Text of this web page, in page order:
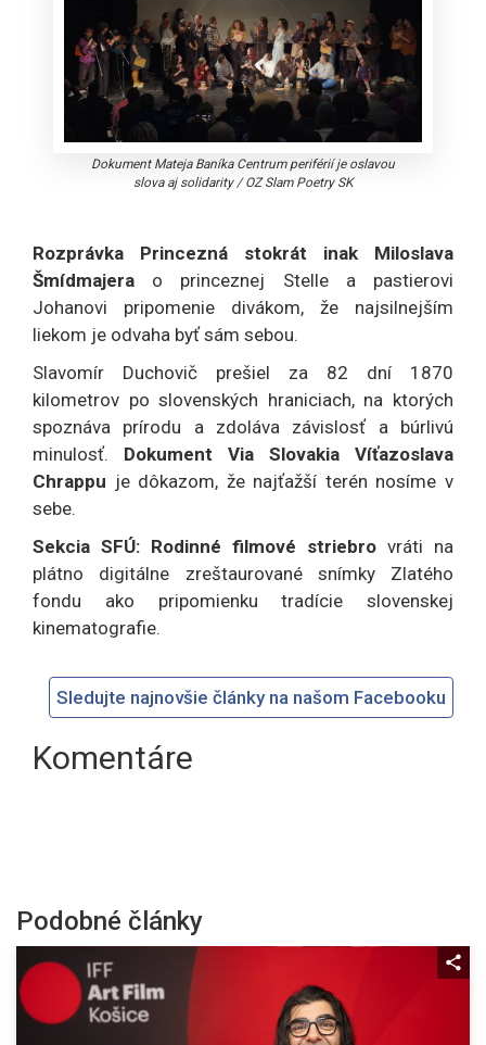
Dokument Mateja Baníka Centrum periférií je oslavou
slova aj solidarity/OZ Slam Poetry SK
Rozprávka Princezná stokrát inak Miloslava
Šmídmajera o princeznej Stelle a pastierovi
Johanovi pripomenie divákom, že najsilnejším
liekom je odvaha byť sám sebou.
Slavomír Duchovič prešiel za 82 dní 1870
kilometrov po slovenských hraniciach, na ktorých
spoznáva prírodu a zdoláva závislosť a búrlivú
minulosť. Dokument Via Slovakia Víťazoslava
Chrappu je dôkazom, že najťažší terén nosíme v
sebe.
Sekcia SFÚ: Rodinné filmové striebro vráti na
plátno digitálne zreštaurované snímky Zlatého
fondu ako pripomienku tradície slovenskej
kinematografie.
Sledujte najnovšie články na našom Facebooku
Komentáre
Podobné články